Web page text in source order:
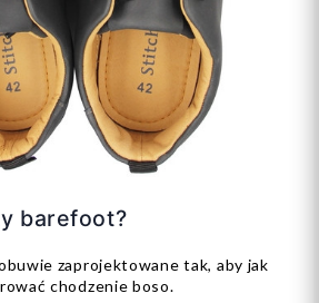
barefoot?
zaprojektowane tak, aby jak
chodzenie boso.